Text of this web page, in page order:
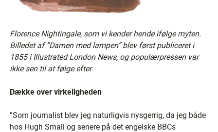
Florence Nightingale, som vi kender hende ifølge myten.
Billedet af ”Damen med lampen” blev først publiceret i
1855 i Illustrated London News, og populærpressen var
ikke sen til at følge efter.
Dække over virkeligheden
”Som journalist blev jeg naturligvis nysgerrig, da jeg både
hos Hugh Small og senere på det engelske BBCs